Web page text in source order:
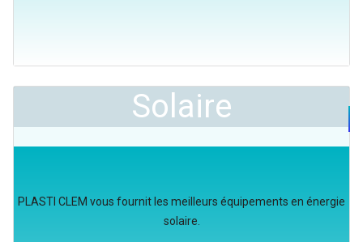
Solaire
PLASTI CLEM vous fournit les meilleurs équipements en énergie
solaire.